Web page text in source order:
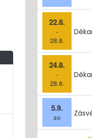
22.8.
-
28.8.
24.8.
-
28.8.
5.9.
so